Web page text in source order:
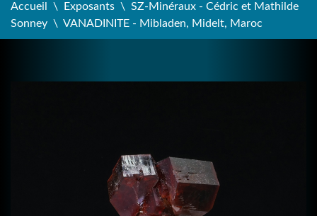
Accueil Exposants
SZ-Minéraux - Cédric et Mathilde
Sonney
VANADINITE - Mibladen, Midelt, Maroc